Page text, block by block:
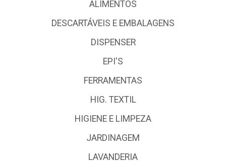
ALIMENTOS
DESCARTÁVEIS E EMBALAGENS
DISPENSER
EPI'S
FERRAMENTAS
HIG. TEXTIL
HIGIENE E LIMPEZA
JARDINAGEM
LAVANDERIA